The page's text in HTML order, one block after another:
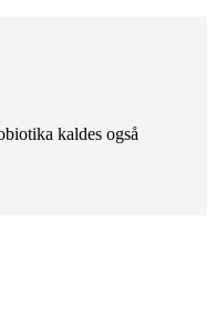
kaldes også